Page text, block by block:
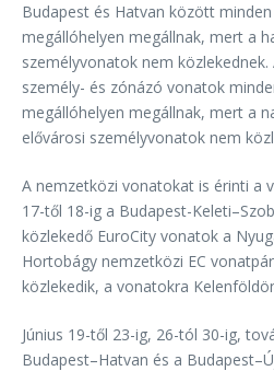
Budapest és Hatvan között
megállóhelyen megállnak, mert a
személyvonatok nem
személy- és zónázó vonatok
megállóhelyen megállnak, mert a
elővárosi személyvonatok nem
A nemzetközi vonatokat is érinti a
17-től 18-ig a Budapest-
közlekedő EuroCity vonatok a
Hortobágy nemzetközi EC
közlekedik, a vonatokra
Június 19-től 23-ig, 26-tól 30-ig,
Budapest–Hatvan és a